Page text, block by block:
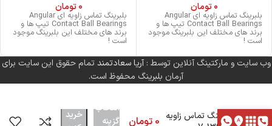
0 تومان
بلبرینگ تماس زاویه ای Angular
Contact Ball Bearings تیپ ها و
برند های مختلف این بلبرینگ موجود
است !
0 تومان
بلبرینگ تماس زاویه ای Angular
Contact Ball Bearings تیپ ها و
برند های مختلف این بلبرینگ موجود
است !
وب سایت و مارکتینگ آنلاین توسط :آریا سعادتمندتمام حقوق این سایت برای
آرمان بلبرینگ محفوظ است.
بلبرینگ تماس زاویه 0 تومان
انتخاب
گزینه
خرید